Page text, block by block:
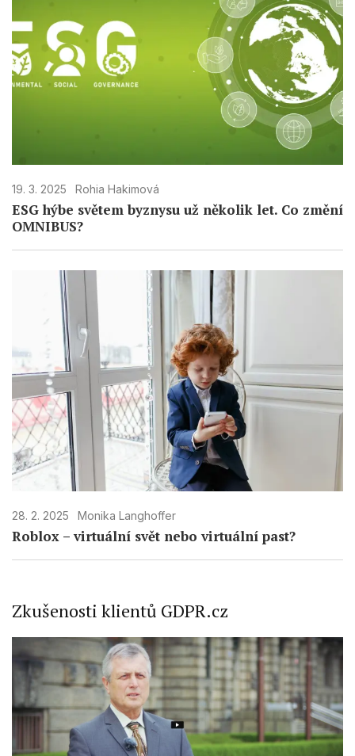
19. 3. 2025 Rohia Hakimová
ESG hýbe světem byznysu už několik let. Co změní
OMNIBUS?
28. 2. 2025 Monika Langhoffer
Roblox – virtuální svět nebo virtuální past?
Zkušenosti klientů GDPR.cz